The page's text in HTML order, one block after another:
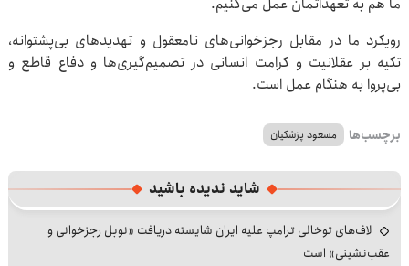
رویکرد ما در مقابل رجزخوانی‌های نامعقول و تهدیدهای بی‌پشتوانه،
تکیه بر عقلانیت و کرامت انسانی در تصمیم‌گیری‌ها و دفاع قاطع و
بی‌پروا به هنگام عمل است.
برچسب‌ها مسعود پزشکیان
شاید ندیده باشید
لاف‌های توخالی ترامپ علیه ایران شایسته دریافت «نوبل رجزخوانی و
عقب‌نشینی» است